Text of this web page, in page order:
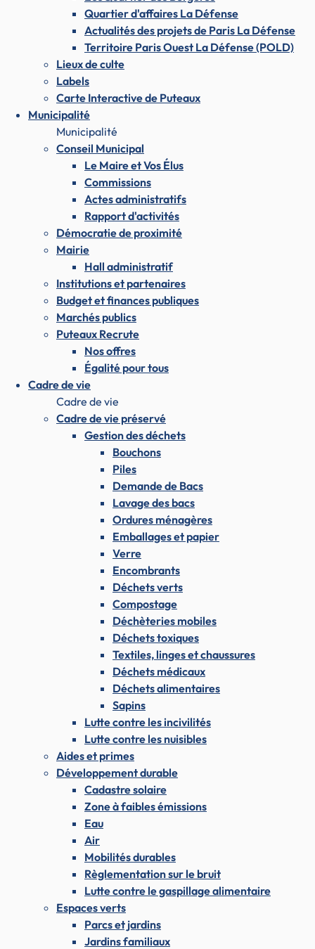
Quartier d'affaires La Défense
Actualités des projets de Paris La Défense
Territoire Paris Ouest La Défense (POLD)
Lieux de culte
Labels
Carte Interactive de Puteaux
Municipalité
Municipalité
Conseil Municipal
Le Maire et Vos Élus
Commissions
Actes administratifs
Rapport d'activités
Démocratie de proximité
Mairie
Hall administratif
Institutions et partenaires
Budget et finances publiques
Marchés publics
Puteaux Recrute
Nos offres
Égalité pour tous
Cadre de vie
Cadre de vie
Cadre de vie préservé
Gestion des déchets
Bouchons
Piles
Demande de Bacs
Lavage des bacs
Ordures ménagères
Emballages et papier
Verre
Encombrants
Déchets verts
Compostage
Déchèteries mobiles
Déchets toxiques
Textiles, linges et chaussures
Déchets médicaux
Déchets alimentaires
Sapins
Lutte contre les incivilités
Lutte contre les nuisibles
Aides et primes
Développement durable
Cadastre solaire
Zone à faibles émissions
Eau
Air
Mobilités durables
Règlementation sur le bruit
Lutte contre le gaspillage alimentaire
Espaces verts
Parcs et jardins
Jardins familiaux